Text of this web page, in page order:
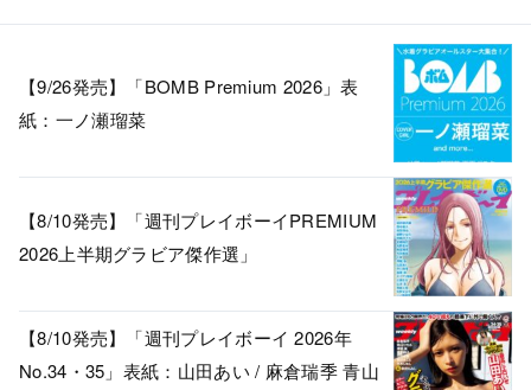
【9/26発売】「BOMB Premium 2026」表
紙：一ノ瀬瑠菜
【8/10発売】「週刊プレイボーイPREMIUM
2026上半期グラビア傑作選」
【8/10発売】「週刊プレイボーイ 2026年
No.34・35」表紙：山田あい / 麻倉瑞季 青山